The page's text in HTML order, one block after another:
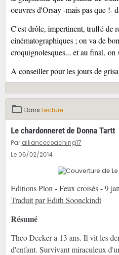
oeuvres d'Orsay -mais pas que !-
C'est drôle, impertinent, truffé de
cinématographiques ; on va de
croquignolesques... et au final, on
A conseiller pour les jours de
Dans Lecture
Le chardonneret de Donna Tartt
Par alliancecoaching17
Le 06/02/2014
Editions Plon - Feux croisés - 9
Traduit par Edith Soonckindt
Résumé
Theo Decker a 13 ans. Il vit les
d'enfant. Survivant miraculeux